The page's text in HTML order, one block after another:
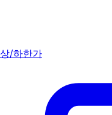
상/하한가